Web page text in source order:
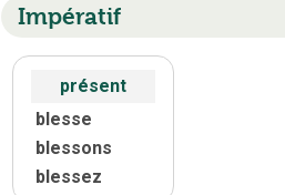
Impératif
présent
blesse
blessons
blessez